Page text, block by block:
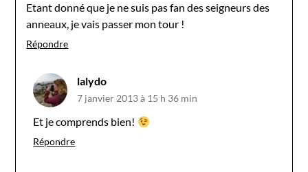
Etant donné que je ne suis pas fan des seigneurs des
anneaux, je vais passer mon tour !
Répondre
lalydo
7 janvier 2013 à 15 h 36 min
Et je comprends bien!
Répondre